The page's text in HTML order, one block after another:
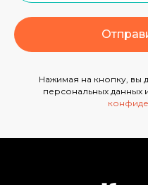
Нажимая на кнопку, вы
персональных данных